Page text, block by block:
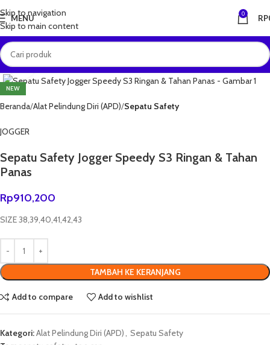
Skip to navigation
Skip to main content
MENU 0 RP
NEW
Click to enlarge
Beranda Alat Pelindung Diri (APD) Sepatu Safety
JOGGER
Sepatu Safety Jogger Speedy S3 Ringan & Tahan
Panas
Rp910,200
SIZE 38,39,40,41,42,43
TAMBAH KE KERANJANG
Add to compare Add to wishlist
Kategori:Alat Pelindung Diri (APD)
Sepatu Safety